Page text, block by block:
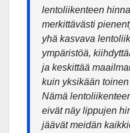
lentoliikenteen
merkittävästi
yhä kasvava
ympäristöä,
ja keskittää
kuin yksikään
Nämä
eivät näy lippujen
jäävät meidän